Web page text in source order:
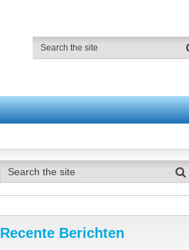
Recente Berichten